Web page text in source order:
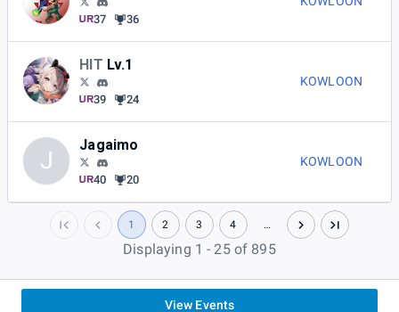
37 36
HIT Lv.1
39 24
KOWLOON
J
Jagaimo
40 20
KOWLOON
1 2 3 4 …
Displaying 1 - 25 of 895
View Events